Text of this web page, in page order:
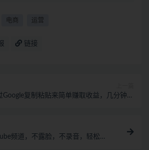
电商 运营
链接
Google复制粘贴来简单赚取收益，几分钟赚
频道，不露脸，不录音，轻松制